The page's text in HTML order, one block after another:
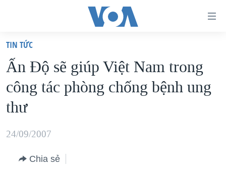
truy
cập
Tới
nội
chính
TRANG CHỦ
VIỆT NAM
HOA KỲ
BIỂN ĐÔNG
THẾ GIỚI
DIỄN ĐÀN
TIN TỨC
Ấn Ðộ sẽ giúp Việt Nam trong
công tác phòng chống bệnh ung
thư
24/09/2007
Chia sẻ